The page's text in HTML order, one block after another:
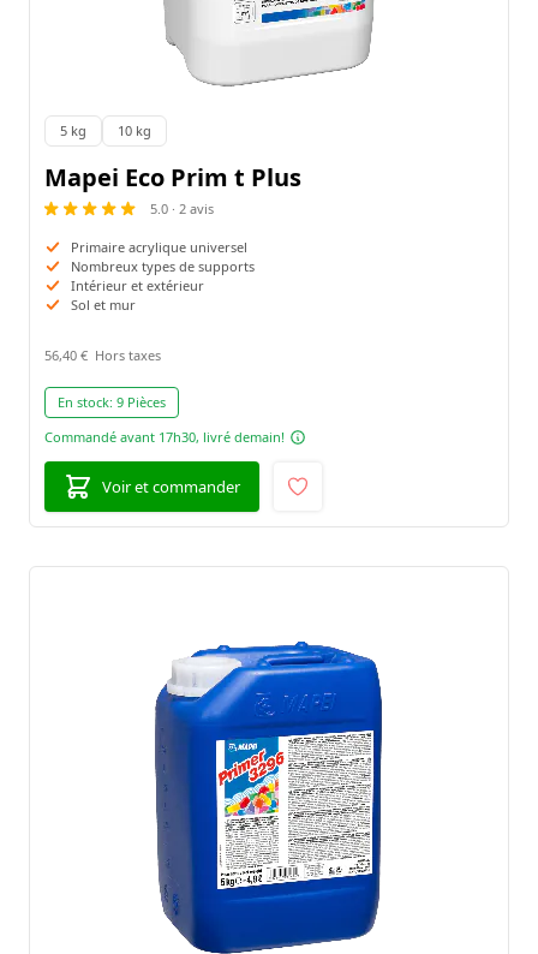
Emballage:
5 kg 10 kg
Mapei Eco Prim t Plus
5.0 · 2 avis
Primaire acrylique universel
Nombreux types de supports
Intérieur et extérieur
Sol et mur
56,40 €
En stock: 9 Pièces
Commandé avant 17h30, livré demain!
Voir et commander